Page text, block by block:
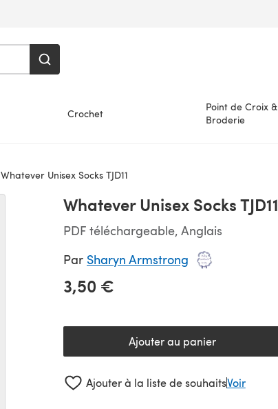
Crochet
Point de Croix &
Broderie
Whatever Unisex Socks TJD11
Whatever Unisex Socks TJD11
PDF téléchargeable, Anglais
Par Sharyn Armstrong
3,50 €
Ajouter au panier
Ajouter à la liste de souhaitsVoir